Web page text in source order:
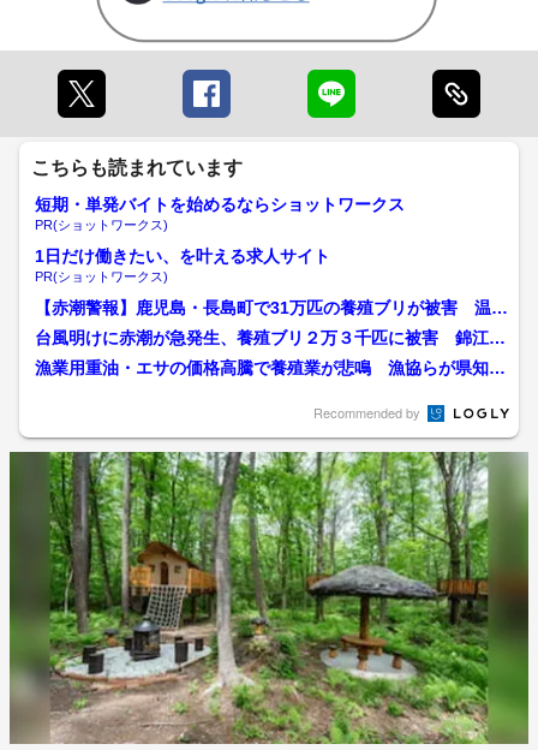
こちらも読まれています
短期・単発バイトを始めるならショットワークス
PR(ショットワークス)
1日だけ働きたい、を叶える求人サイト
PR(ショットワークス)
【赤潮警報】鹿児島・長島町で31万匹の養殖ブリが被害 温暖
化影響か、発生時期の拡...
台風明けに赤潮が急発生、養殖ブリ２万３千匹に被害 錦江
湾・垂水市
漁業用重油・エサの価格高騰で養殖業が悲鳴 漁協らが県知事
Recommended by